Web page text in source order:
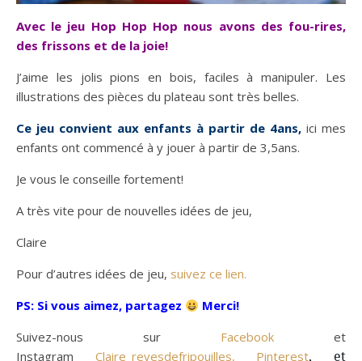
Avec le jeu Hop Hop Hop nous avons des fou-rires,
des frissons et de la joie!
J’aime les jolis pions en bois, faciles à manipuler. Les
illustrations des pièces du plateau sont très belles.
Ce jeu convient aux enfants à partir de 4ans, ici mes
enfants ont commencé à y jouer à partir de 3,5ans.
Je vous le conseille fortement!
A très vite pour de nouvelles idées de jeu,
Claire
Pour d’autres idées de jeu, suivez ce lien.
PS: Si vous aimez, partagez
Merci!
Suivez-nous sur Facebook et
Instagram Claire_revesdefripouilles, Pinterest, et